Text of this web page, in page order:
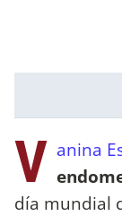
V anina
día mundial